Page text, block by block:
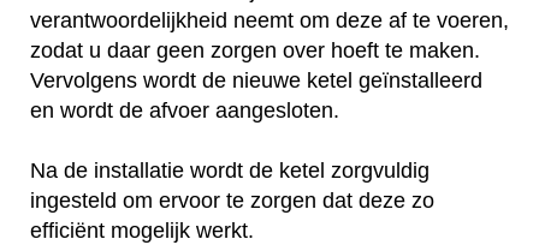
verantwoordelijkheid neemt om deze af te voeren,
zodat u daar geen zorgen over hoeft te maken.
Vervolgens wordt de nieuwe ketel geïnstalleerd
en wordt de afvoer aangesloten.
Na de installatie wordt de ketel zorgvuldig
ingesteld om ervoor te zorgen dat deze zo
efficiënt mogelijk werkt.